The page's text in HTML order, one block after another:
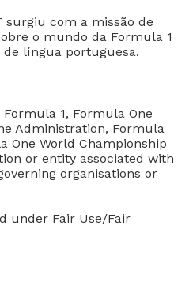
surgiu com a missão de
o mundo da Formula 1
de língua portuguesa.
1, Formula One
Administration, Formula
One World Championship
or entity associated with
organisations or
under Fair Use/Fair